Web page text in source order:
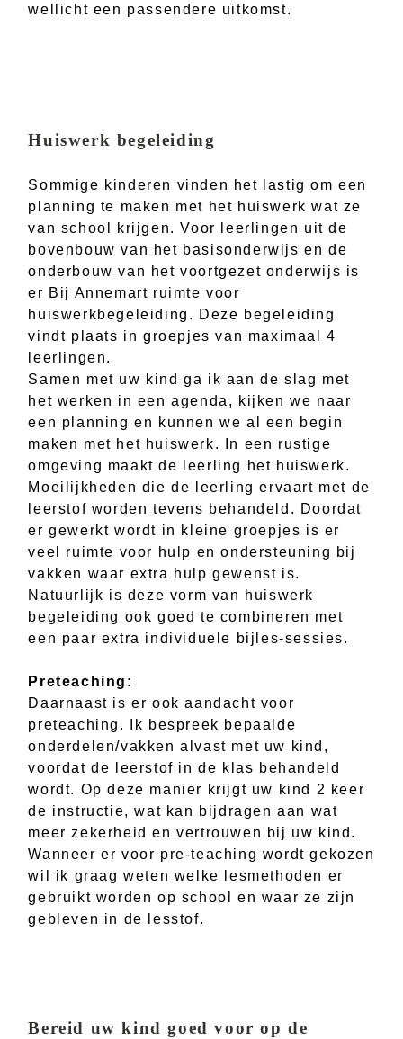
wellicht een passendere uitkomst.
Huiswerk begeleiding
Sommige kinderen vinden het lastig om een
planning te maken met het huiswerk wat ze
van school krijgen. Voor leerlingen uit de
bovenbouw van het basisonderwijs en de
onderbouw van het voortgezet onderwijs is
er Bij Annemart ruimte voor
huiswerkbegeleiding. Deze begeleiding
vindt plaats in groepjes van maximaal 4
leerlingen.
Samen met uw kind ga ik aan de slag met
het werken in een agenda, kijken we naar
een planning en kunnen we al een begin
maken met het huiswerk. In een rustige
omgeving maakt de leerling het huiswerk.
Moeilijkheden die de leerling ervaart met de
leerstof worden tevens behandeld. Doordat
er gewerkt wordt in kleine groepjes is er
veel ruimte voor hulp en ondersteuning bij
vakken waar extra hulp gewenst is.
Natuurlijk is deze vorm van huiswerk
begeleiding ook goed te combineren met
een paar extra individuele bijles-sessies.
Preteaching:
Daarnaast is er ook aandacht voor
preteaching. Ik bespreek bepaalde
onderdelen/vakken alvast met uw kind,
voordat de leerstof in de klas behandeld
wordt. Op deze manier krijgt uw kind 2 keer
de instructie, wat kan bijdragen aan wat
meer zekerheid en vertrouwen bij uw kind.
Wanneer er voor pre-teaching wordt gekozen
wil ik graag weten welke lesmethoden er
gebruikt worden op school en waar ze zijn
gebleven in de lesstof.
Bereid uw kind goed voor op de